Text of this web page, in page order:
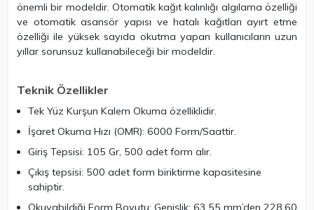
önemli bir modeldir. Otomatik kağıt kalınlığı algılama özelliği
ve otomatik asansör yapısı ve hatalı kağıtları ayırt etme
özelliği ile yüksek sayıda okutma yapan kullanıcıların uzun
yıllar sorunsuz kullanabileceği bir modeldir.
Teknik Özellikler
Tek Yüz Kurşun Kalem Okuma özelliklidir.
İşaret Okuma Hızı (OMR): 6000 Form/Saattir.
Giriş Tepsisi: 105 Gr, 500 adet form alır.
Çıkış tepsisi: 500 adet form biriktirme kapasitesine
sahiptir.
Okuyabildiği Form Boyutu: Genişlik: 63,55 mm’den 228,60